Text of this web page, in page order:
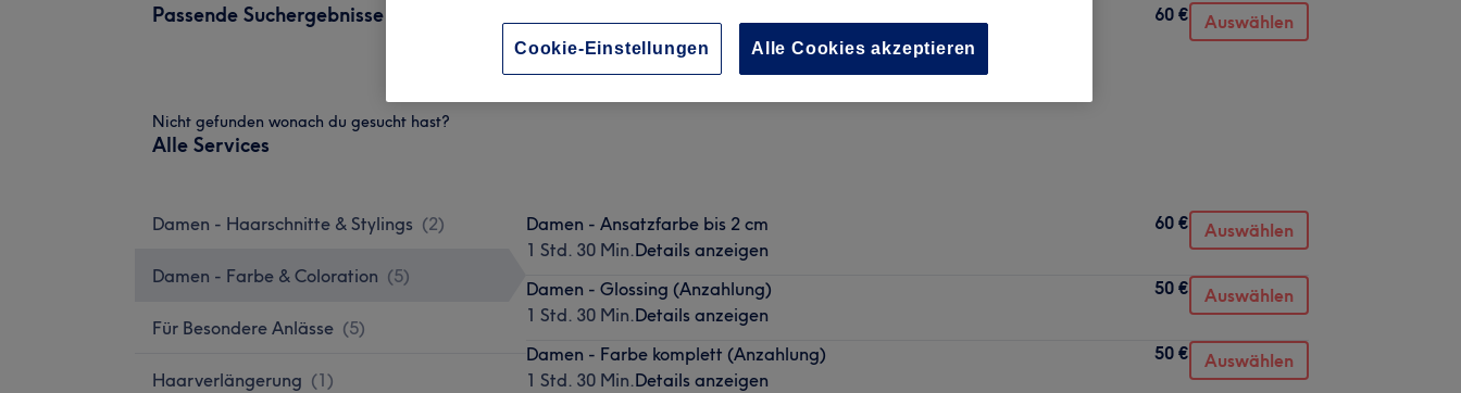
Passende Suchergebnisse
1 Std. 30 Min.Details anzeigen
60 € Auswählen
Nicht gefunden wonach du gesucht hast?
Alle Services
Damen - Haarschnitte & Stylings (2)
Damen - Farbe & Coloration (5)
Für Besondere Anlässe (5)
Haarverlängerung (1)
Damen - Ansatzfarbe bis 2 cm
1 Std. 30 Min.Details anzeigen
60 € Auswählen
Damen - Glossing (Anzahlung)
1 Std. 30 Min.Details anzeigen
50 € Auswählen
Damen - Farbe komplett (Anzahlung)
1 Std. 30 Min.Details anzeigen
50 € Auswählen
Cookie-Einstellungen Alle Cookies akzeptieren